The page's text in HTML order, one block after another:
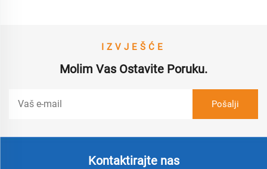
IZVJEŠĆE
Molim Vas Ostavite Poruku.
Kontaktirajte nas